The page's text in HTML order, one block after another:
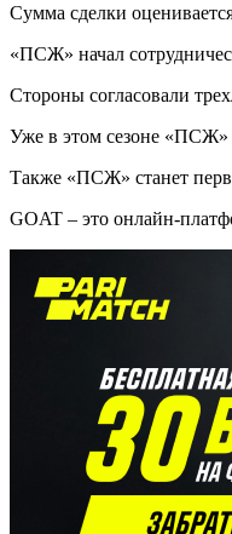
Cумма сделки
«ПСЖ» начал
Стороны согласовали
Уже в этом сезоне «ПСЖ»
Также «ПСЖ» станет
GOAT – это онлайн-